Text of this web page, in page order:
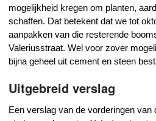
mogelijkheid kregen om planten,
schaffen. Dat betekent dat we tot
aanpakken van die resterende
Valeriusstraat. Wel voor zover
bijna geheel uit cement en steen
Uitgebreid verslag
Een verslag van de vorderingen van